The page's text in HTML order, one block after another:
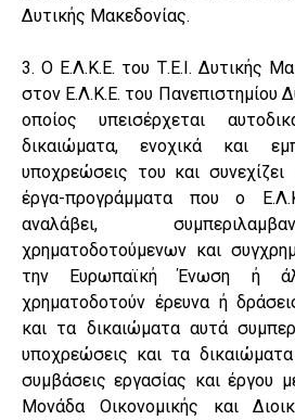
Δυτικής Μακεδονίας.
3. Ο Ε.Λ.Κ.Ε. του Τ.Ε.Ι. Δυτικής
στον Ε.Λ.Κ.Ε. του Πανεπιστημίου
οποίος υπεισέρχεται
δικαιώματα, ενοχικά και
υποχρεώσεις του και
έργα-προγράμματα που ο
αναλάβει,
χρηματοδοτούμενων και
την Ευρωπαϊκή Ένωση ή
χρηματοδοτούν έρευνα ή
και τα δικαιώματα αυτά
υποχρεώσεις και τα
συμβάσεις εργασίας και έργου
Μονάδα Οικονομικής και